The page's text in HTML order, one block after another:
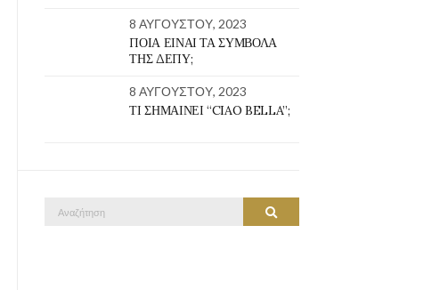
8 ΑΥΓΟΎΣΤΟΥ, 2023
ΠΟΙΑ ΕΊΝΑΙ ΤΑ ΣΎΜΒΟΛΑ
ΤΗΣ ΔΕΠΥ;
8 ΑΥΓΟΎΣΤΟΥ, 2023
ΤΙ ΣΗΜΑΊΝΕΙ “CIAO BELLA”;
Αναζήτηση
ΑΝΑΖΉΤΗΣΗ